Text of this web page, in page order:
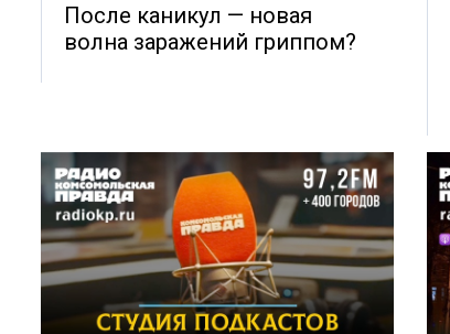
После каникул — новая
волна заражений гриппом?